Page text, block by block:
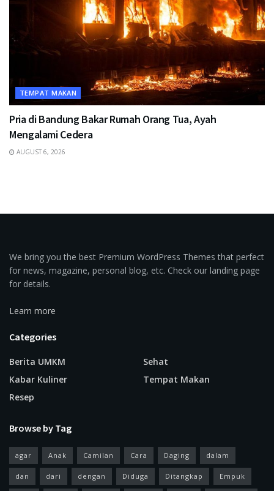
TEMPAT MAKAN
Pria di Bandung Bakar Rumah Orang Tua, Ayah
Mengalami Cedera
AUGUST 6, 2026
We bring you the best Premium WordPress Themes that perfect
for news, magazine, personal blog, etc. Check our landing page
for details.
Learn more
Categories
Berita UMKM
Kabar Kuliner
Resep
Sehat
Tempat Makan
Browse by Tag
agar Anak Camilan Cara Daging dalam
dan dari dengan Diduga Ditangkap Empuk